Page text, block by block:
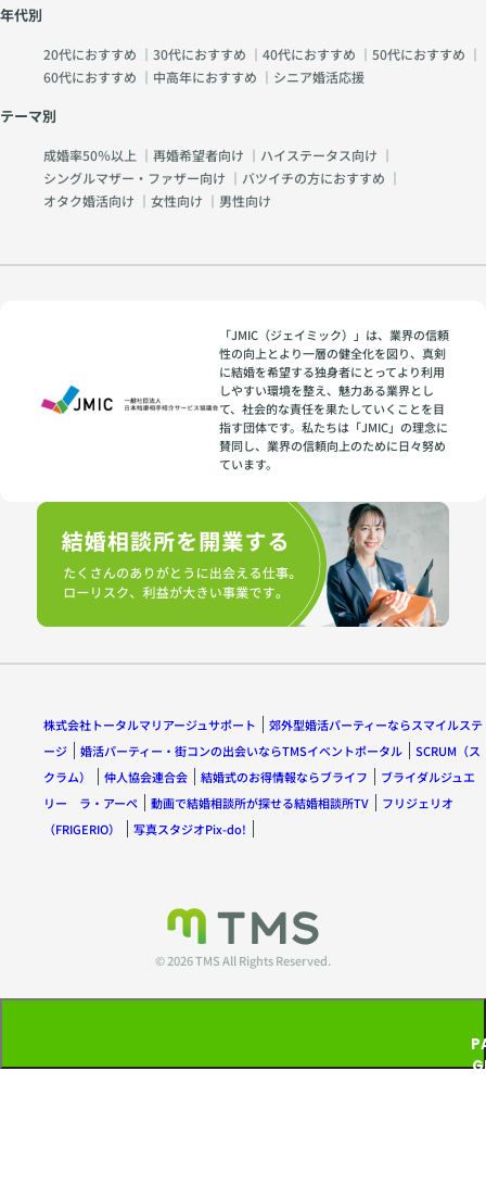
年代別
20代におすすめ ｜ 30代におすすめ ｜ 40代におすすめ ｜ 50代におすすめ ｜
60代におすすめ ｜ 中高年におすすめ ｜ シニア婚活応援
テーマ別
成婚率50％以上 ｜ 再婚希望者向け ｜ ハイステータス向け ｜
シングルマザー・ファザー向け ｜ バツイチの方におすすめ ｜
オタク婚活向け ｜ 女性向け ｜ 男性向け
「JMIC（ジェイミック）」は、業界の信頼
性の向上とより一層の健全化を図り、真剣
に結婚を希望する独身者にとってより利用
しやすい環境を整え、魅力ある業界とし
て、社会的な責任を果たしていくことを目
指す団体です。私たちは「JMIC」の理念に
賛同し、業界の信頼向上のために日々努め
ています。
株式会社トータルマリアージュサポート
郊外型婚活パーティーならスマイルステ
ージ
婚活パーティー・街コンの出会いならTMSイベントポータル
SCRUM（ス
クラム）
仲人協会連合会 結婚式のお得情報ならブライフ
ブライダルジュエ
リー ラ・アーペ
動画で結婚相談所が探せる結婚相談所TV
フリジェリオ
（FRIGERIO）
写真スタジオPix-do!
© 2026 TMS All Rights Reserved.